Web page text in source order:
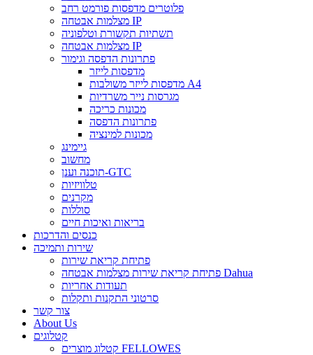
פלוטרים מדפסות פורמט רחב
מצלמות אבטחה IP
תשתיות תקשורת וטלפוניה
מצלמות אבטחה IP
פתרונות הדפסה וגימור
מדפסות לייזר
מדפסות לייזר משולבות A4
מגרסות נייר משרדיות
מכונות כריכה
פתרונות הדפסה
מכונות למינציה
גיימינג
מחשוב
תוכנה וענן-GTC
טלוויזיות
מקרנים
סוללות
בריאות ואיכות חיים
כנסים והדרכות
שירות ותמיכה
פתיחת קריאת שירות
פתיחת קריאת שירות מצלמות אבטחה Dahua
תעודות אחריות
סרטוני התקנות ותקלות
צור קשר
About Us
קטלוגים
קטלוג מוצרים FELLOWES